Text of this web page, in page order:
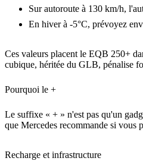
Sur autoroute à 130 km/h,
En hiver à -5°C, prévoyez
Ces valeurs placent le EQB 250+
cubique, héritée du GLB, pénalise
Pourquoi le +
Le suffixe « + » n'est pas qu'un
que Mercedes recommande si vous
Recharge et infrastructure